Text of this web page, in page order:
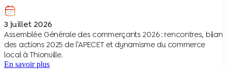
3 juillet 2026
Assemblée Générale des commerçants 2026 : rencontres, bilan
des actions 2025 de l’APECET et dynamisme du commerce
local à Thionville.
En savoir plus